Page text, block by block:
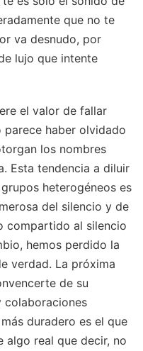
que no te
va desnudo, por
lujo que intente
el valor de fallar
haber olvidado
los nombres
Esta tendencia a diluir
heterogéneos es
del silencio y de
compartido al silencio
hemos perdido la
verdad. La próxima
de su
colaboraciones
duradero es el que
algo real que decir, no